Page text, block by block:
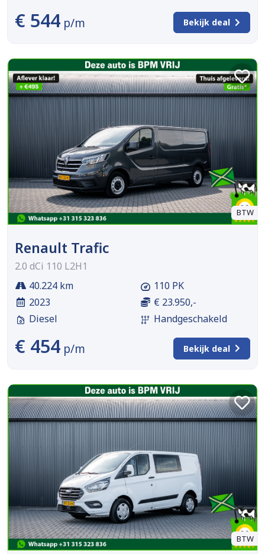
€ 544 p/m Bekijk deal
BTW
Renault Trafic
2.0 dCi 110 L2H1
40.224 km
2023
Diesel
110 PK
€ 23.950,-
Handgeschakeld
€ 454 p/m Bekijk deal
BTW